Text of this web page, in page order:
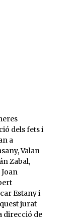
dels fets i
a
Valan
Zabal,
Estany i
jurat
direcció de